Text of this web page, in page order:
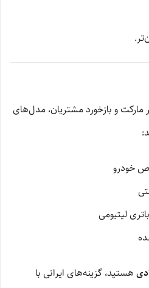
و بازخورد مشتریان، مدل‌های
خودرو
لیتیومی
هستید، گزینه‌های ایرانی با